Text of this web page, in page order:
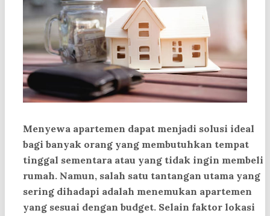
Menyewa apartemen dapat menjadi solusi ideal
bagi banyak orang yang membutuhkan tempat
tinggal sementara atau yang tidak ingin membeli
rumah. Namun, salah satu tantangan utama yang
sering dihadapi adalah menemukan apartemen
yang sesuai dengan budget. Selain faktor lokasi